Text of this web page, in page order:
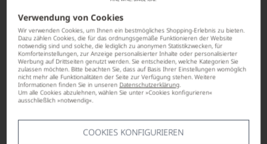
Verwendung von Cookies
Wir verwenden Cookies, um Ihnen ein bestmögliches Shopping-Erlebnis zu bieten.
Dazu zählen Cookies, die für das ordnungsgemäße Funktionieren der Website
notwendig sind und solche, die lediglich zu anonymen Statistikzwecken, für
Komforteinstellungen, zur Anzeige personalisierter Inhalte oder personalisierter
Werbung auf Drittseiten genutzt werden. Sie entscheiden, welche Kategorien Sie
zulassen möchten. Bitte beachten Sie, dass auf Basis Ihrer Einstellungen womöglich
nicht mehr alle Funktionalitäten der Seite zur Verfügung stehen. Weitere
Informationen finden Sie in unseren Datenschutzerklärung.
Um alle Cookies abzulehnen, wählen Sie unter »Cookies konfigurieren«
ausschließlich »notwendig«.
COOKIES KONFIGURIEREN